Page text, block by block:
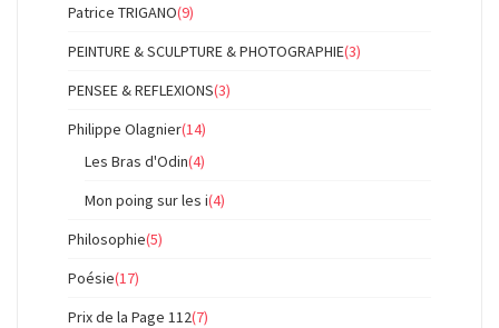
Patrice TRIGANO(9)
PEINTURE & SCULPTURE & PHOTOGRAPHIE(3)
PENSEE & REFLEXIONS(3)
Philippe Olagnier(14)
Les Bras d'Odin(4)
Mon poing sur les i(4)
Philosophie(5)
Poésie(17)
Prix de la Page 112(7)